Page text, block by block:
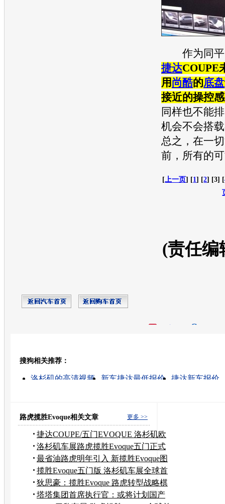
作为同平
捷达COUPE
用尚酷的底盘
接近的操控
同样也不能
机会不会搭
总之，在一
前，所有的
[ 上一页] [1] [2] [3] [
(责任编
搜狗相关推荐：
洛杉矶的高清视频 新车捷达最低报价
捷达新车报价
更多 >>
路虎揽胜Evoque相关文章
捷达COUPE/五门EVOQUE 洛杉矶欧
系新车
洛杉矶车展路虎揽胜Evoque五门正式
亮相
最省油路虎明年引入 新揽胜Evoque图
解
揽胜Evoque五门版 洛杉矶车展全球首
发
狄思豪：揽胜Evoque 路虎转型战略棋
子
塔塔集团首席执行官：或将计划国产